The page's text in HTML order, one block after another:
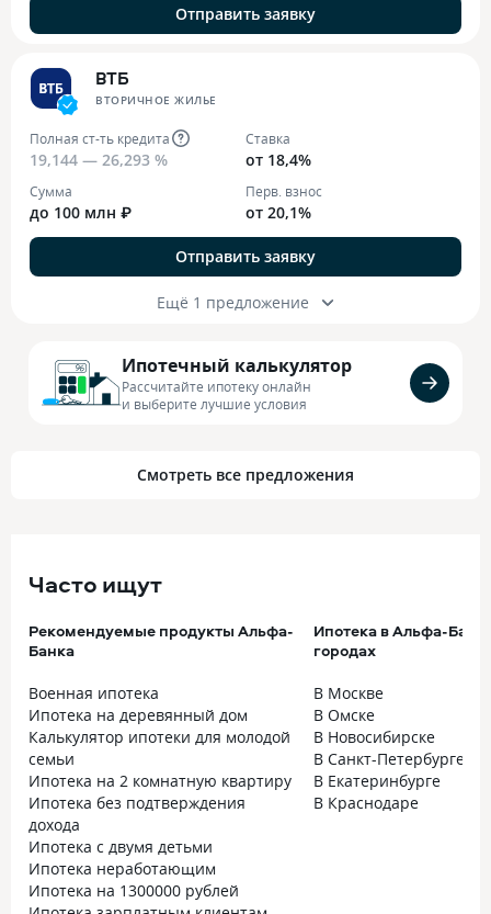
Отправить заявку
ВТБ
ВТОРИЧНОЕ ЖИЛЬЕ
Полная ст-ть кредита
19,144 — 26,293 %
Ставка
от 18,4%
Сумма
до 100 млн ₽
Перв. взнос
от 20,1%
Отправить заявку
Ещё 1 предложение
Ипотечный калькулятор
Рассчитайте ипотеку онлайн
и выберите лучшие условия
Смотреть все предложения
Часто ищут
Рекомендуемые продукты Альфа-
Банка
Военная ипотека
Ипотека на деревянный дом
Калькулятор ипотеки для молодой
семьи
Ипотека на 2 комнатную квартиру
Ипотека без подтверждения
дохода
Ипотека с двумя детьми
Ипотека неработающим
Ипотека на 1300000 рублей
Ипотека в Альфа-
городах
В Москве
В Омске
В Новосибирске
В Санкт-Петербурге
В Екатеринбурге
В Краснодаре